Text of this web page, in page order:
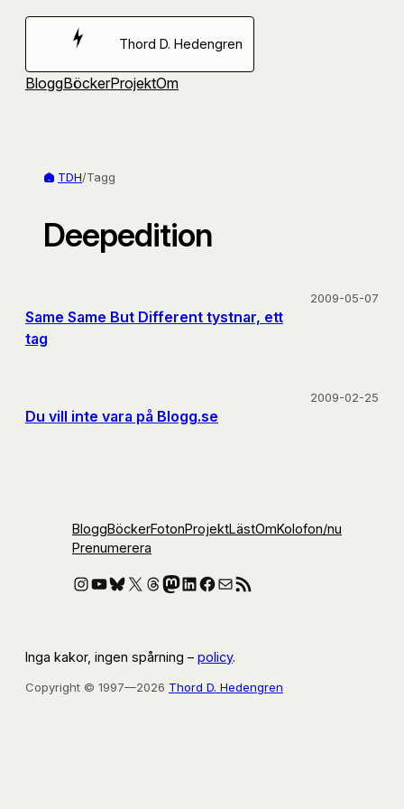
Hoppa
Thord D. Hedengren
BloggBöckerProjektOm
TDH/Tagg
Deepedition
Same Same But Different tystnar, ett
tag
2009-05-07
Du vill inte vara på Blogg.se
2009-02-25
BloggBöckerFotonProjektLästOmKolofon/nu
Prenumerera
Instagram
YouTube
Bluesky
X Threads
Mastodon
LinkedIn
Facebook
E-postRSS-flöde
Inga kakor, ingen spårning – policy.
Copyright © 1997—2026 Thord D. Hedengren